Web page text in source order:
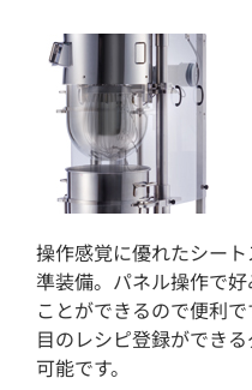
操作感覚に優れたシー
準装備。パネル操作で
ことができるので便利
目のレシピ登録ができ
可能です。